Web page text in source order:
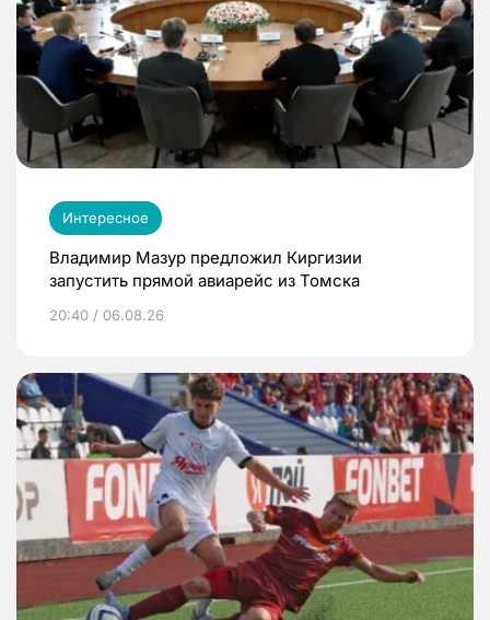
Интересное
Владимир Мазур предложил Киргизии
запустить прямой авиарейс из Томска
20:40 / 06.08.26